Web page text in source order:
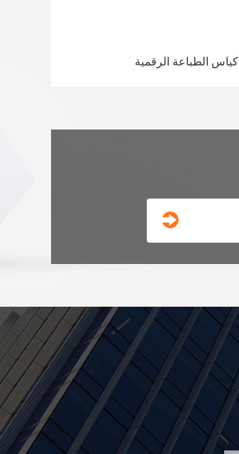
أكياس الطباعة الرقمية